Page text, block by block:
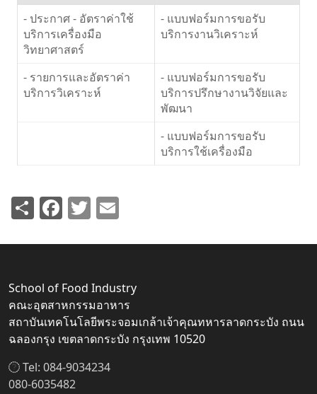
- ประกาศ - อัตราค่าใช้
บริการเครื่องมือ
วิทยาศาสตร์
- แบบฟอร์มการขอรับ
บริการงานวิเคราะห์
- รายการและอัตราค่า
บริการวิเคราะห์
- แบบฟอร์มการขอรับ
บริการปรึกษางานวิจัยและ
พัฒนา
- แบบฟอร์มการขอรับ
บริการใช้เครื่องมือ
ShareFacebook
Twitter
School of Food Industry
คณะอุตสาหกรรมอาหาร
สถาบันเทคโนโลยีพระจอมเกล้าเจ้าคุณทหารลาดกระบัง ถนน
ฉลองกรุง เขตลาดกระบัง กรุงเทพ 10520
Tel: 084-9034234
080-6035482